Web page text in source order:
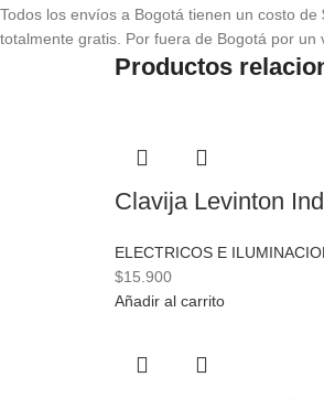
Todos los envíos a Bogotá tienen un costo
totalmente gratis. Por fuera de Bogotá por
Productos
Clavija Levinton
ELECTRICOS E
$15.900
Añadir al carrito